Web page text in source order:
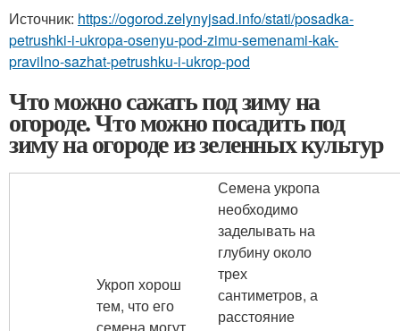
Источник: https://ogorod.zelynyjsad.info/stati/posadka-
petrushki-i-ukropa-osenyu-pod-zimu-semenami-kak-
pravilno-sazhat-petrushku-i-ukrop-pod
Что можно сажать под зиму на
огороде. Что можно посадить под
зиму на огороде из зеленных культур
Укроп хорош
тем, что его
Семена укропа
необходимо
заделывать на
глубину около
трех
сантиметров, а
расстояние